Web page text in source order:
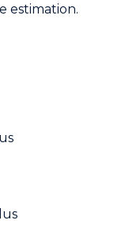
estimation.